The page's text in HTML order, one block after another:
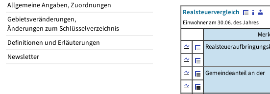
Allgemeine Angaben, Zuordnungen
Gebietsveränderungen,
Änderungen zum Schlüsselverzeichnis
Definitionen und Erläuterungen
Newsletter
Realsteuervergleich
Einwohner am 30.06. des Jahres
Gemeindeanteil an der